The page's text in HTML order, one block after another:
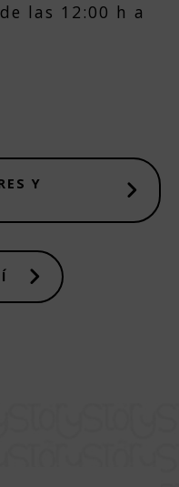
las 12:00 h a
Y